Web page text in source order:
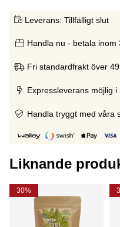
Leverans: Tillfälligt slut
Handla nu - betala inom
Fri standardfrakt över
Expressleverans möjlig i
Handla tryggt med våra
Liknande
30%